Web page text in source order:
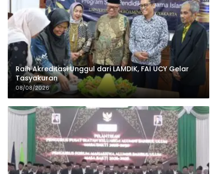
Raih Akreditasi Unggul dari LAMDIK, FAI UCY Gelar
Tasyakuran
08/08/2026